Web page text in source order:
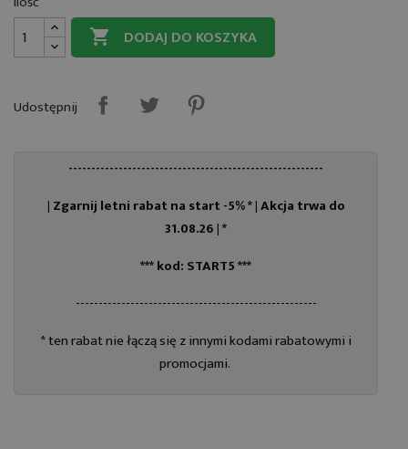
 DODAJ DO KOSZYKA
Udostępnij
--------------------------------------------------------
| Zgarnij letni rabat na start -5% * |Akcja trwa do
31.08.26 | *
*** kod: START5 ***
-----------------------------------------------------
* ten rabat nie łączą się z innymi kodami rabatowymi i
promocjami.